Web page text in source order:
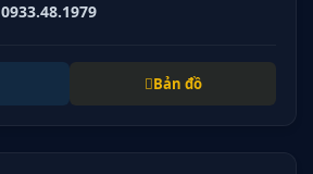
0933.48.1979
Bản đồ